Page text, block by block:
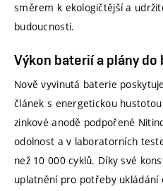
směrem k ekologičtější a
budoucnosti.
Výkon baterií a plány do
Nově vyvinutá baterie
článek s energetickou
zinkové anodě podpořené
odolnost a v laboratorních
než 10 000 cyklů. Díky své
uplatnění pro potřeby ukládání